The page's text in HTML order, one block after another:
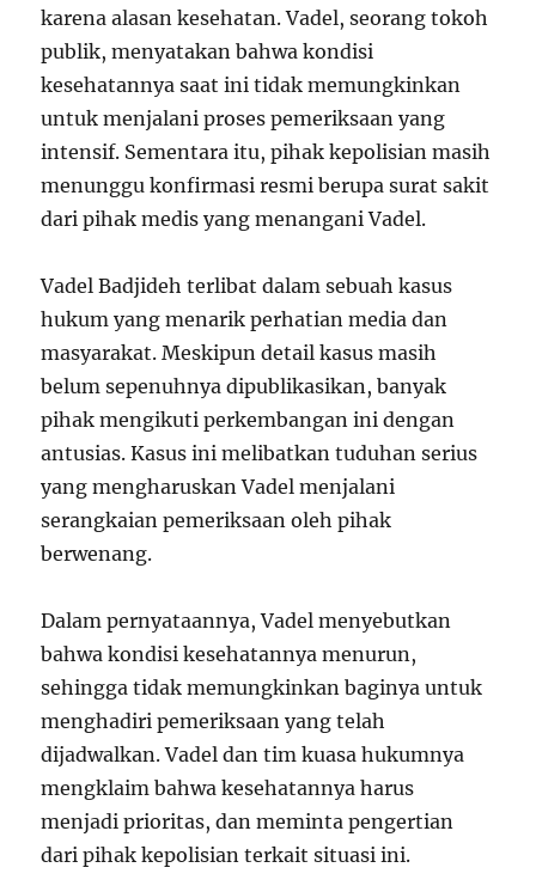
karena alasan kesehatan. Vadel, seorang tokoh
publik, menyatakan bahwa kondisi
kesehatannya saat ini tidak memungkinkan
untuk menjalani proses pemeriksaan yang
intensif. Sementara itu, pihak kepolisian masih
menunggu konfirmasi resmi berupa surat sakit
dari pihak medis yang menangani Vadel.
Vadel Badjideh terlibat dalam sebuah kasus
hukum yang menarik perhatian media dan
masyarakat. Meskipun detail kasus masih
belum sepenuhnya dipublikasikan, banyak
pihak mengikuti perkembangan ini dengan
antusias. Kasus ini melibatkan tuduhan serius
yang mengharuskan Vadel menjalani
serangkaian pemeriksaan oleh pihak
berwenang.
Dalam pernyataannya, Vadel menyebutkan
bahwa kondisi kesehatannya menurun,
sehingga tidak memungkinkan baginya untuk
menghadiri pemeriksaan yang telah
dijadwalkan. Vadel dan tim kuasa hukumnya
mengklaim bahwa kesehatannya harus
menjadi prioritas, dan meminta pengertian
dari pihak kepolisian terkait situasi ini.